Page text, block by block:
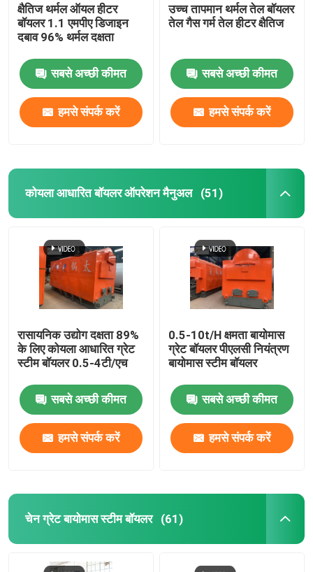
क्षैतिज थर्मल ऑयल हीटर
बॉयलर 1.1 एमपीए डिजाइन
दबाव 96% थर्मल दक्षता
सबसे अच्छी कीमत
हमसे संपर्क करें
उच्च तापमान थर्मल तेल बॉयलर
तेल गैस गर्म तेल हीटर क्षैतिज
सबसे अच्छी कीमत
हमसे संपर्क करें
कोयला आधारित बॉयलर ऑपरेशन मैनुअल (51)
रासायनिक उद्योग दक्षता 89%
के लिए कोयला आधारित ग्रेट
स्टीम बॉयलर 0.5-4टी/एच
सबसे अच्छी कीमत
हमसे संपर्क करें
0.5-10t/H क्षमता बायोमास
ग्रेट बॉयलर पीएलसी नियंत्रण
बायोमास स्टीम बॉयलर
सबसे अच्छी कीमत
हमसे संपर्क करें
चेन ग्रेट बायोमास स्टीम बॉयलर (61)